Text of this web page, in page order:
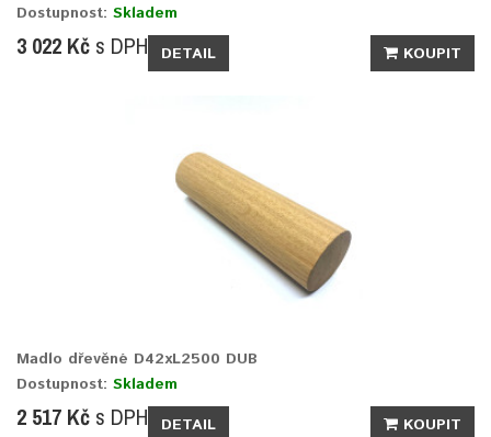
Dostupnost: Skladem
3 022 Kč s DPH DETAIL KOUPIT
Madlo dřevěné D42xL2500 DUB
Dostupnost: Skladem
2 517 Kč s DPH DETAIL KOUPIT